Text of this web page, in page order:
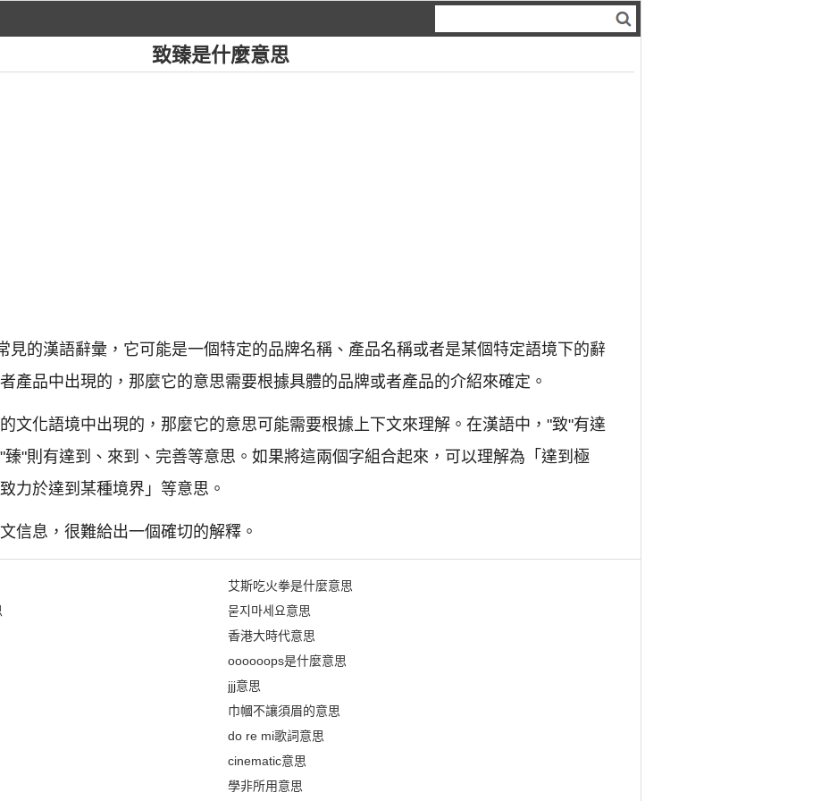
致臻是什麼意思
見的漢語辭彙，它可能是一個特定的品牌名稱、產品名稱或者是某個特定語境下的辭
產品中出現的，那麼它的意思需要根據具體的品牌或者產品的介紹來確定。
文化語境中出現的，那麼它的意思可能需要根據上下文來理解。在漢語中，"致"有達
"則有達到、來到、完善等意思。如果將這兩個字組合起來，可以理解為「達到極
力於達到某種境界」等意思。
信息，很難給出一個確切的解釋。
艾斯吃火拳是什麼意思
묻지마세요意思
香港大時代意思
oooooops是什麼意思
jjj意思
巾幗不讓須眉的意思
do re mi歌詞意思
cinematic意思
學非所用意思